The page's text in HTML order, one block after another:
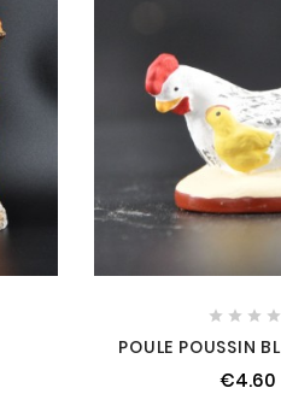
   
POULE POUSSIN
€4.60